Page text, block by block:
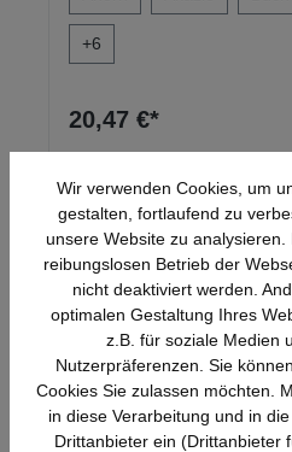
+6
20,47 €*
Produktgalerie überspringen
Ähnliche Artikel
Wir verwenden Cookies, um
gestalten, fortlaufend zu
unsere Website zu
reibungslosen Betrieb der
nicht deaktiviert werden.
optimalen Gestaltung Ihres
z.B. für soziale Medien
Nutzerpräferenzen. Sie
Cookies Sie zulassen möchten.
in diese Verarbeitung und in
Drittanbieter ein (Drittanbieter